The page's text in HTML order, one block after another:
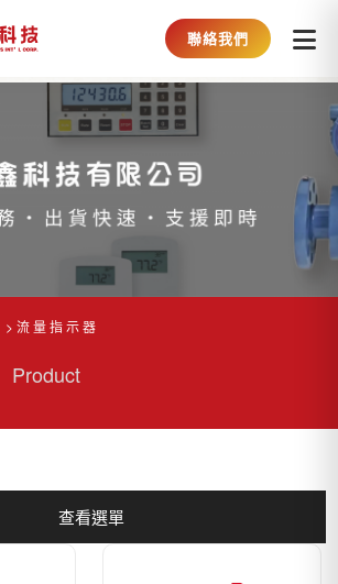
聯絡我們
流 量 指 示 器
Product
查看選單